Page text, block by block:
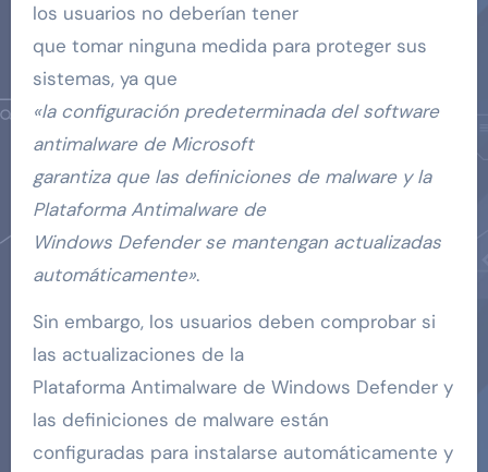
los usuarios no deberían tener
que tomar ninguna medida para proteger sus
sistemas, ya que
«la configuración predeterminada del software
antimalware de Microsoft
garantiza que las definiciones de malware y la
Plataforma Antimalware de
Windows Defender se mantengan actualizadas
automáticamente».
Sin embargo, los usuarios deben comprobar si
las actualizaciones de la
Plataforma Antimalware de Windows Defender y
las definiciones de malware están
configuradas para instalarse automáticamente y